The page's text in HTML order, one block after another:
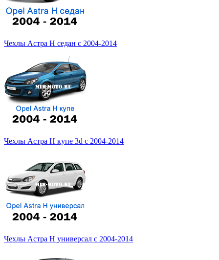
Чехлы Астра Н седан с 2004-2014
Чехлы Астра Н купе 3d с 2004-2014
Чехлы Астра Н универсал с 2004-2014